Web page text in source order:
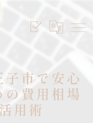
市で安心
の費用相場
用術